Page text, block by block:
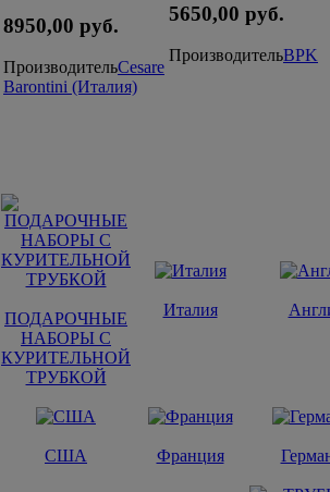
8950,00 руб.
ПроизводительCesare
Barontini (Италия)
5650,00 руб.
ПроизводительBPK
ПОДАРОЧНЫЕ
НАБОРЫ С
КУРИТЕЛЬНОЙ
ТРУБКОЙ
Италия
США Франция